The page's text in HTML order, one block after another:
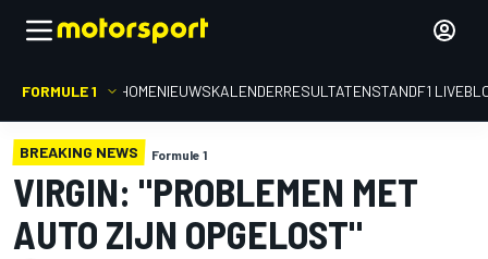
FORMULE 1 HOMENIEUWSKALENDERRESULTATENSTANDF1
BREAKING NEWS Formule 1
VIRGIN: "PROBLEMEN MET
AUTO ZIJN OPGELOST"